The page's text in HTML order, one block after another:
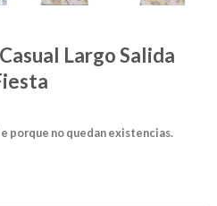
Largo Salida
porque no quedan existencias.